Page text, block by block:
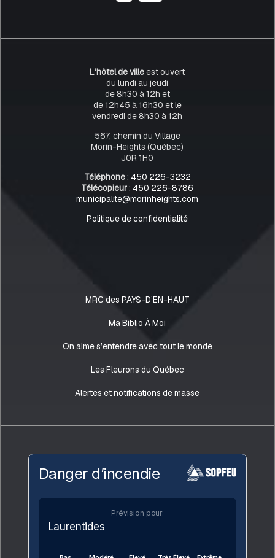
L’hôtel de villeest ouvert
du lundi au jeudi
de 8h30 à 12h et
de 12h45 à 16h30 et le
vendredi de 8h30 à 12h
567, chemin du Village
Morin-Heights (Québec)
J0R 1H0
Téléphone: 450 226-3232
Télécopieur: 450 226-8786
municipalite@morinheights.com
Politique de confidentialité
MRC des PAYS-D’EN-HAUT
Ma Biblio À Moi
On aime s’entendre avec tout le monde
Les Fleurons du Québec
Alertes et notifications de masse
Danger d’incendie
Prévision pour:
Laurentides